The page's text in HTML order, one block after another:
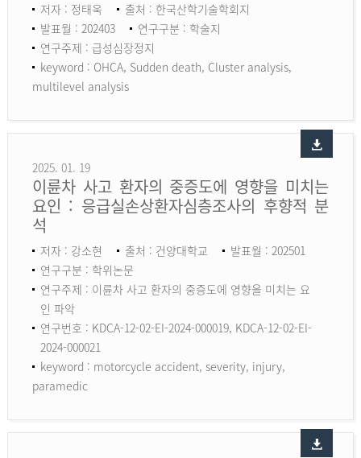
저자 : 정태욱
출처 : 한국산학기술학회지
발표월 : 202403
연구구분 : 학술지
연구주제 : 급성심장정지
keyword : OHCA, Sudden death, Cluster analysis,
multilevel analysis
2025. 01. 19
이륜차 사고 환자의 중증도에 영향을 미치는
요인 : 응급실손상환자심층조사의 후향적 분
석
저자 : 강소현 출처 : 건양대학교
발표월 : 202501
연구구분 : 학위논문
연구주제 : 이륜차 사고 환자의 중증도에 영향을 미치는 요
인 파악
연구번호 : KDCA-12-02-EI-2024-000019, KDCA-12-02-EI-
2024-000021
keyword : motorcycle accident, severity, injury,
paramedic